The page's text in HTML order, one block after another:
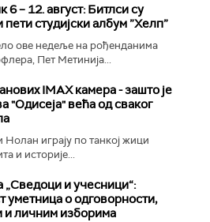
6 – 12. август: Битлси су
пети студијски албум ”Хелп”
ове недеље на рођенданима
Пет Метинија...
IMAX камера - зашто је
"Одисеја" већа од сваког
играју по танкој жици
и историје...
и учесници“:
уметница о одговорности,
и личним изборима